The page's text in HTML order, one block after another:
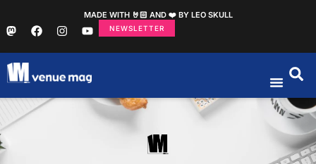
MADE WITH 🤘🏻 AND ❤️ BY LEO SKULL
NEWSLETTER